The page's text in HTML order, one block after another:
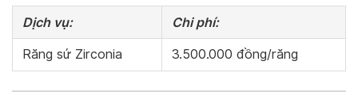
Dịch vụ: Chi phí:
Răng sứ Zirconia 3.500.000 đồng/răng